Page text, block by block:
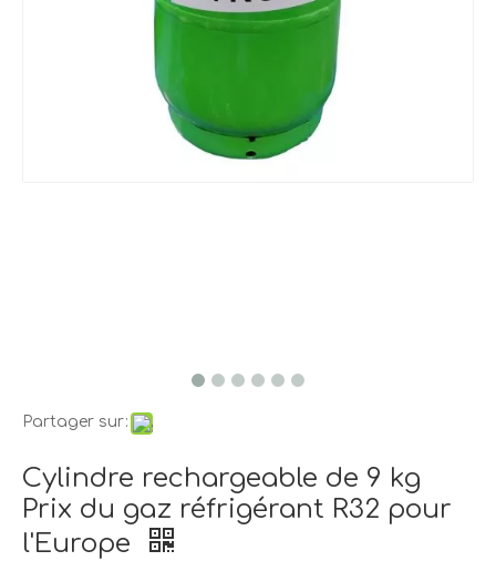
Partager sur:
Cylindre rechargeable de 9 kg
Prix du gaz réfrigérant R32 pour
l'Europe